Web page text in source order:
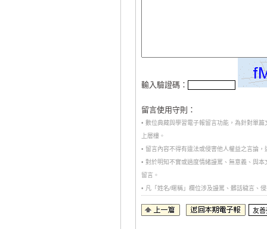
輸入驗證碼：
留言使用守則：
• 數位典藏與學習電子報留言功能，為針對單
上層樓。
• 留言內容不得有違法或侵害他人權益之言論
• 對於明知不實或過度情緒謾罵、無意義、與
留言。
• 凡「姓名/暱稱」欄位涉及謾罵、髒話穢言、